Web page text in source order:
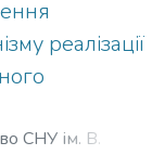
у структурі
що
реалізації
СНУ ім. В.